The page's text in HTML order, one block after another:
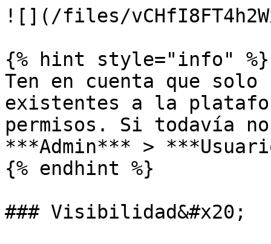
![](/files/
{% hint style="info" %}
Ten en cuenta que solo
existentes a la
permisos. Si todavía
***Admin*** >
{% endhint %}
### Visibilidad&#x20;